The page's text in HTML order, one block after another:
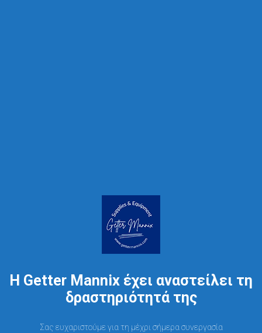
Η Getter Mannix έχει αναστείλει τη
δραστηριότητά της
Σας ευχαριστούμε για τη μέχρι σήμερα συνεργασία